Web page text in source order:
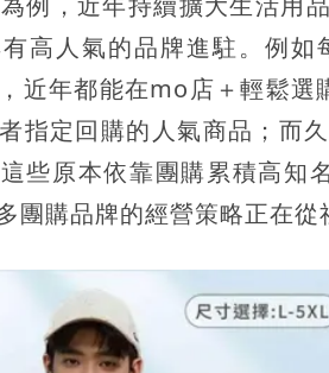
高人氣的品牌進駐。例
，近年都能在mo店＋輕鬆
指定回購的人氣商品；而
些原本依靠團購累積高知
團購品牌的經營策略正在從